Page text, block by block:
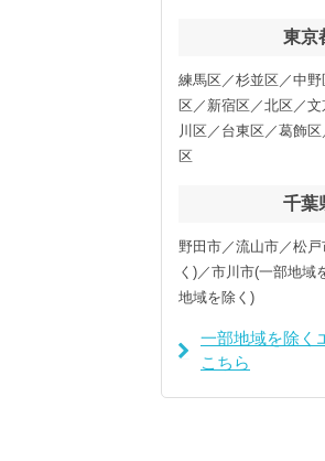
東京
練馬区／杉並区／中
区／新宿区／北区／
川区／台東区／葛飾区
区
千葉
野田市／流山市／松
く)／市川市(一部地域
地域を除く)
一部地域を除く
こちら